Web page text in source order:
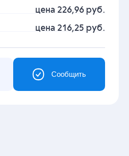
цена 226,96 руб.
цена 216,25 руб.
Сообщить